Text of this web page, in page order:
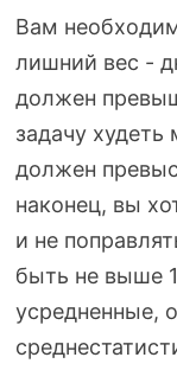
Вам
лишний вес -
должен
задачу
должен
наконец, вы
и не
быть не выше
усредненные,